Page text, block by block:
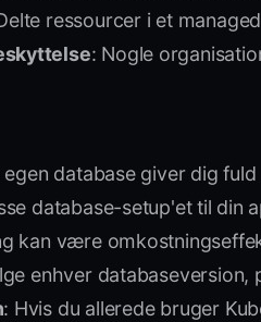
ressourcer i et
: Nogle
egen database giver dig
database-setup'et til din
kan være
enhver databaseversion,
: Hvis du allerede bruger